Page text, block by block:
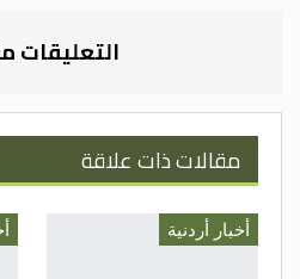
بالإصلاحات الهيكلية
الاستثمار والقطاعات
وزيادة فرص العمل
الاعتماد على الذّات.
التعليقات
مقالات ذات علاقة
أخبار أردنية